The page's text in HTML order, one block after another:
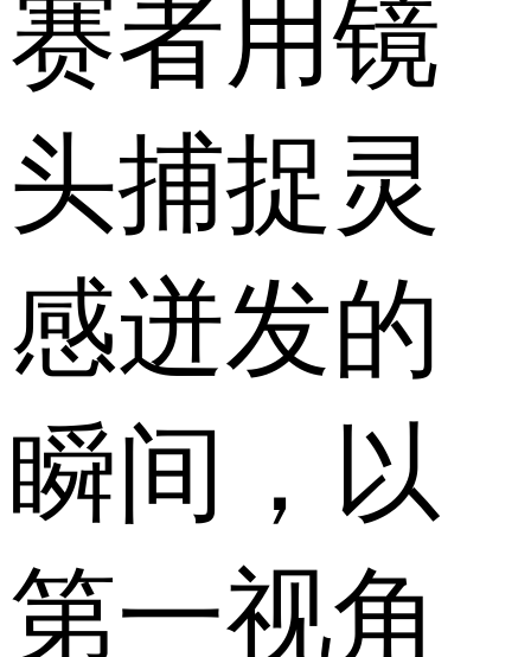
赛者用镜
头捕捉灵
感迸发的
瞬间，以
第一视角